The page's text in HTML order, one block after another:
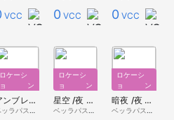
VCC 0 VCC 0 VCC
ロケーシ
ョン
アンブレラ /昼 【スカイドーム】
ロケーシ
ョン
星空 /夜 【スカイドーム】
ロケーシ
ョン
暗夜 /夜 【スカイドーム】